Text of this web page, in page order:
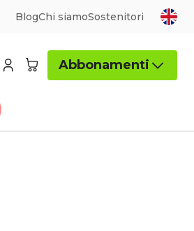
BlogChi siamoSostenitori
Abbonamenti